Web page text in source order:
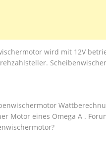
wird mit 12V
Motor eines Omega A .